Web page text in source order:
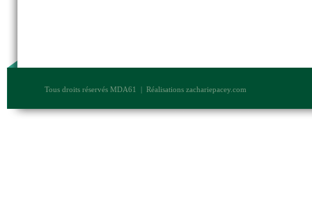
Tous droits réservés MDA61 | Réalisations zachariepacey.com